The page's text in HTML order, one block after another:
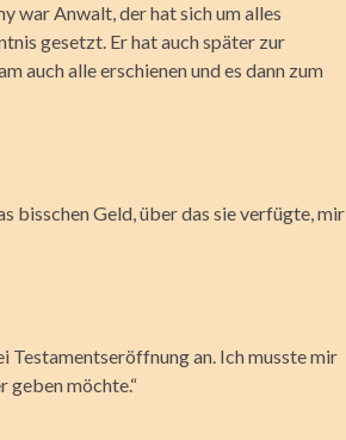
war Anwalt, der hat sich um alles
gesetzt. Er hat auch später zur
auch alle erschienen und es dann zum
bisschen Geld, über das sie verfügte, mir
Testamentseröffnung an. Ich musste mir
geben möchte.“